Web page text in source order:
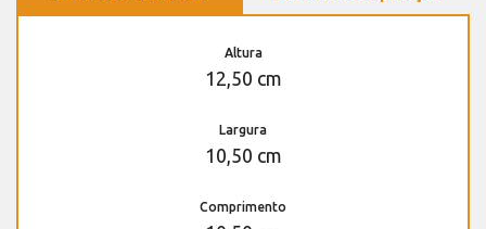
Altura
12,50 cm
Largura
10,50 cm
Comprimento